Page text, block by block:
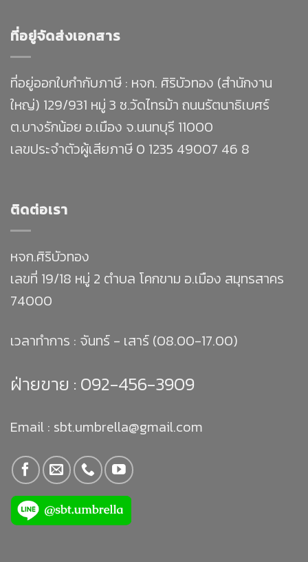
ที่อยู่จัดส่งเอกสาร
ที่อยู่ออกใบกำกับภาษี : หจก. ศิริบัวทอง (สำนักงาน
ใหญ่) 129/931 หมู่ 3 ซ.วัดไทรม้า ถนนรัตนาธิเบศร์
ต.บางรักน้อย อ.เมือง จ.นนทบุรี 11000
เลขประจำตัวผู้เสียภาษี 0 1235 49007 46 8
ติดต่อเรา
หจก.ศิริบัวทอง
เลขที่ 19/18 หมู่ 2 ตำบล โคกขาม อ.เมือง สมุทรสาคร
74000
เวลาทำการ : จันทร์ - เสาร์ (08.00-17.00)
ฝ่ายขาย : 092-456-3909
Email : sbt.umbrella@gmail.com